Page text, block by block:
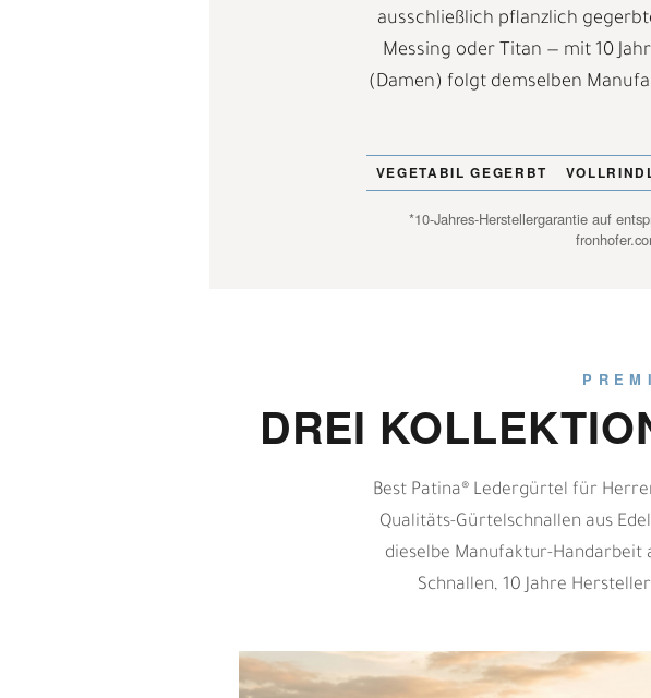
M
ausschließlich pflanzlich
Messing oder Titan — mit 10
(Damen) folgt demselben
VEGETABIL GEGERBT
*10-Jahres-Herstellergarantie auf
DREI
Best Patina® Ledergürtel für
Qualitäts-Gürtelschnallen aus
dieselbe Manufaktur-Handarbeit
Schnallen, 10 Jahre